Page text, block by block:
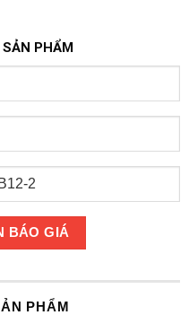
PHẨM
PHẨM